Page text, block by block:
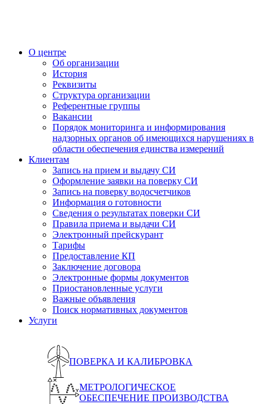
О центре
Об организации
История
Реквизиты
Структура организации
Референтные группы
Вакансии
Порядок мониторинга и информирования
надзорных органов об имеющихся нарушениях в
области обеспечения единства измерений
Клиентам
Запись на прием и выдачу СИ
Оформление заявки на поверку СИ
Запись на поверку водосчетчиков
Информация о готовности
Сведения о результатах поверки СИ
Правила приема и выдачи СИ
Электронный прейскурант
Тарифы
Предоставление КП
Заключение договора
Электронные формы документов
Приостановленные услуги
Важные объявления
Поиск нормативных документов
Услуги
ПОВЕРКА И КАЛИБРОВКА
МЕТРОЛОГИЧЕСКОЕ
ОБЕСПЕЧЕНИЕ ПРОИЗВОДСТВА